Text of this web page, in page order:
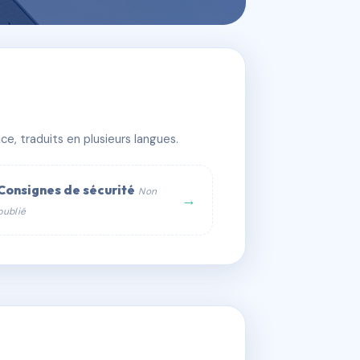
traduits en plusieurs langues.
de sécurité Non
→